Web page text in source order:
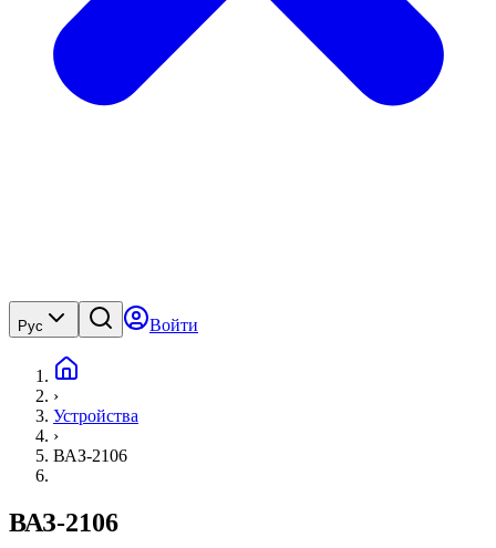
Рус Войти
›
Устройства
›
ВАЗ-2106
ВАЗ-2106